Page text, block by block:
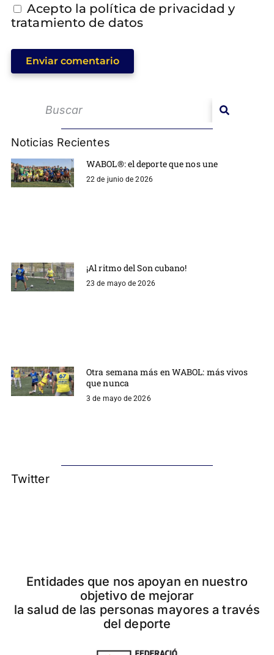
Acepto la política de privacidad y
tratamiento de datos
Enviar comentario
Noticias Recientes
WABOL®: el deporte que nos une
22 de junio de 2026
¡Al ritmo del Son cubano!
23 de mayo de 2026
Otra semana más en WABOL: más vivos
que nunca
3 de mayo de 2026
Twitter
Entidades que nos apoyan en nuestro
objetivo de mejorar
la salud de las personas mayores a través
del deporte